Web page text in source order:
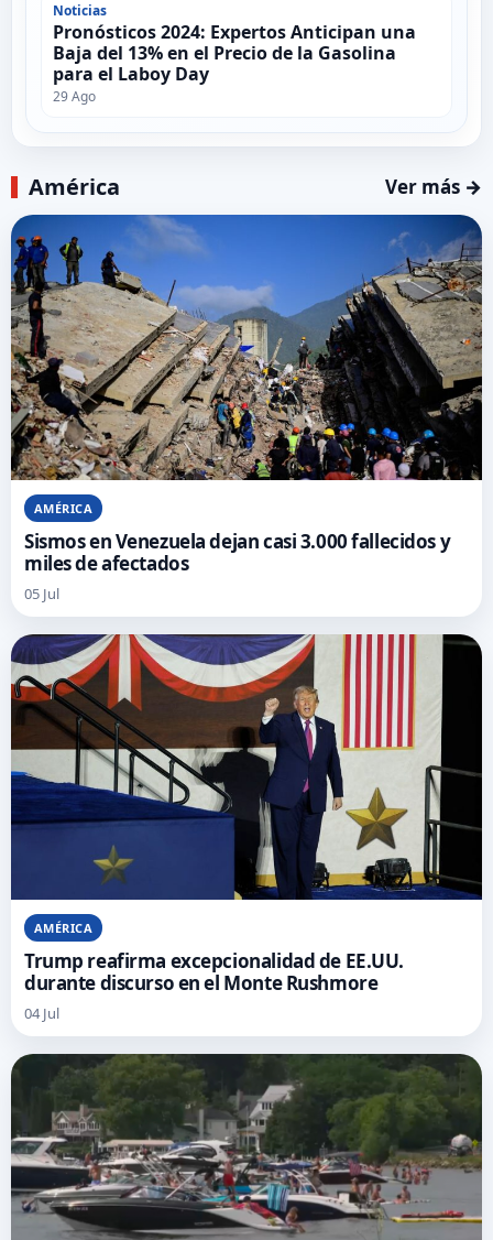
Noticias
Pronósticos 2024: Expertos Anticipan una
Baja del 13% en el Precio de la Gasolina
para el Laboy Day
29 Ago
América Ver más →
AMÉRICA
Sismos en Venezuela dejan casi 3.000 fallecidos y
miles de afectados
05 Jul
AMÉRICA
Trump reafirma excepcionalidad de EE.UU.
durante discurso en el Monte Rushmore
04 Jul